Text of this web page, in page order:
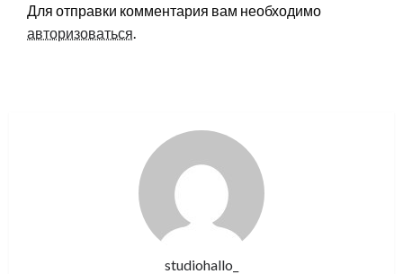
Для отправки комментария вам необходимо
авторизоваться.
studiohallo_